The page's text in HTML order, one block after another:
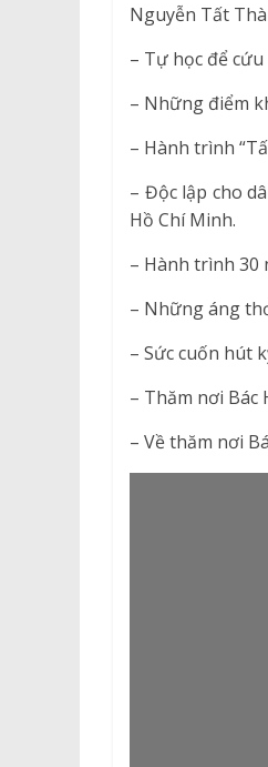
Nguyễn Tất
– Tự học để cứu
– Những điểm
– Hành trình
– Độc lập cho
Hồ Chí Minh.
– Hành trình 30
– Những áng
– Sức cuốn hút
– Thăm nơi
– Về thăm nơi